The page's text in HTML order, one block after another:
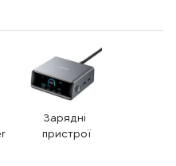
Зарядні
пристрої